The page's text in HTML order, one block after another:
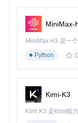
MiniMax-
Python
0
Kimi-K3